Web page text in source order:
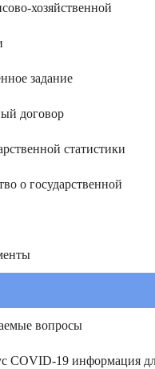
хозяйственной
задание
договор
статистики
о государственной
вопросы
COVID-19 информация